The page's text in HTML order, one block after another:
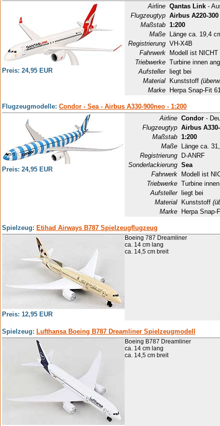
Preis: 24,95 EUR
Airline Qantas Link -
Flugzeugtyp Airbus A220-300
Maßstab 1:200
Maße
Länge ca. 19,4
Registrierung VH-X4B
Fahrwerk
Modell ist
Triebwerke Turbine innen
Aufsteller
liegt bei
Material
Kunststoff
Marke
Herpa Snap-Fit
Flugzeugmodelle: Condor - Sea - Airbus A330-900neo - 1:200
Preis: 24,95 EUR
Airline Condor -
Flugzeugtyp Airbus
Maßstab 1:200
Maße
Länge ca.
Registrierung
D-ANRF
Sonderlackierung Sea
Fahrwerk
Modell ist
Triebwerke Turbine
Aufsteller
liegt bei
Material
Kunststoff
Marke
Herpa Snap-
Spielzeug: Etihad Airways B787 Spielzeugflugzeug
Preis: 12,95 EUR
Boeing 787 Dreamliner
ca. 14 cm lang
ca. 14,5 cm breit
Spielzeug: Lufthansa Boeing B787 Dreamliner Spielzeugmodell
Boeing B787 Dreamliner
ca. 14 cm lang
ca. 14,5 cm breit